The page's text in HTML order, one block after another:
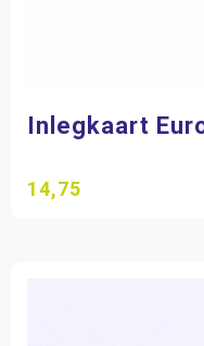
Inlegkaart
14,75